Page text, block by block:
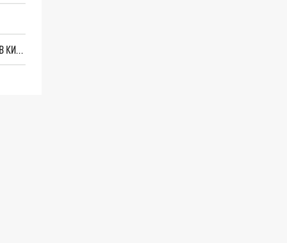
НОВОЕ МАСШТАБНЕЙШЕЕ НАСТУПЛЕНИЕ. ТРИ УЛЬТИМАТУМА ЗЕЛЕНСКОГО ПУТИНУ. "ЛЬВОВ КИМА" ПОСТАВЯТ НА ПВО? ГЛОБАЛЬНЫЙ ПРОРЫВ ПОД ЗАПОРОЖЬЕМ